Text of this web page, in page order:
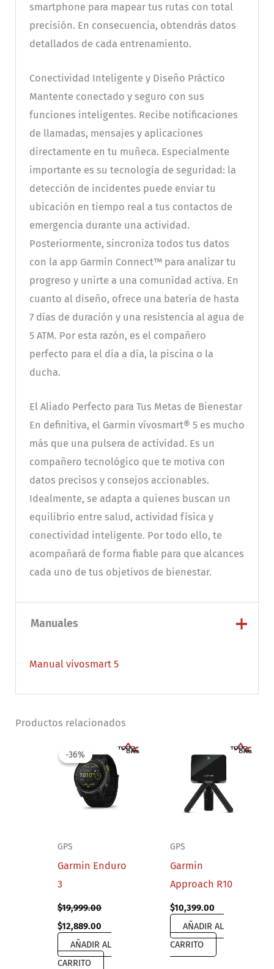
smartphone para mapear tus rutas con total
precisión. En consecuencia, obtendrás datos
detallados de cada entrenamiento.
Conectividad Inteligente y Diseño Práctico
Mantente conectado y seguro con sus
funciones inteligentes. Recibe notificaciones
de llamadas, mensajes y aplicaciones
directamente en tu muñeca. Especialmente
importante es su tecnología de seguridad: la
detección de incidentes puede enviar tu
ubicación en tiempo real a tus contactos de
emergencia durante una actividad.
Posteriormente, sincroniza todos tus datos
con la app Garmin Connect™ para analizar tu
progreso y unirte a una comunidad activa. En
cuanto al diseño, ofrece una batería de hasta
7 días de duración y una resistencia al agua de
5 ATM. Por esta razón, es el compañero
perfecto para el día a día, la piscina o la
ducha.
El Aliado Perfecto para Tus Metas de Bienestar
En definitiva, el Garmin vívosmart® 5 es mucho
más que una pulsera de actividad. Es un
compañero tecnológico que te motiva con
datos precisos y consejos accionables.
Idealmente, se adapta a quienes buscan un
equilibrio entre salud, actividad física y
conectividad inteligente. Por todo ello, te
acompañará de forma fiable para que alcances
cada uno de tus objetivos de bienestar.
Manuales
Manual vivosmart 5
Productos relacionados
-36%
-36%
GPS
Garmin Enduro
3
$19,999.00
Original
price
was:
$19,999.00.
$12,889.00
price
is:
$12,889.00.
AÑADIR AL
CARRITO
GPS
Garmin
Approach R10
$10,399.00
AÑADIR AL
CARRITO